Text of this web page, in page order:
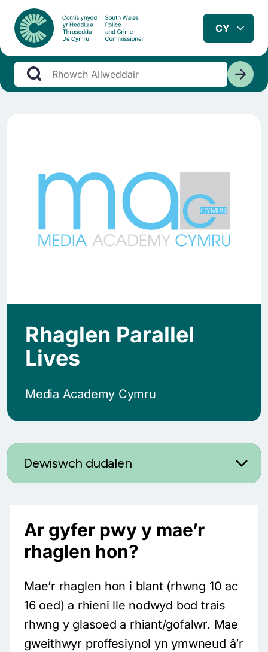
Rhaglen Parallel
Lives
Media Academy Cymru
Dewiswch dudalen
Ar gyfer pwy y mae’r
rhaglen hon?
Mae’r rhaglen hon i blant (rhwng 10 ac
16 oed) a rhieni lle nodwyd bod trais
rhwng y glasoed a rhiant/gofalwr. Mae
gweithwyr proffesiynol yn ymwneud â’r